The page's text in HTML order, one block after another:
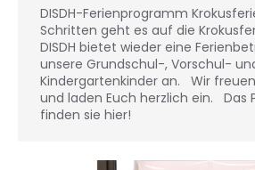
DISDH-Ferienprogramm
Schritten geht es auf die
DISDH bietet wieder eine
unsere Grundschul-, Vorschul-
Kindergartenkinder an. Wir
und laden Euch herzlich ein. Das
finden sie hier!